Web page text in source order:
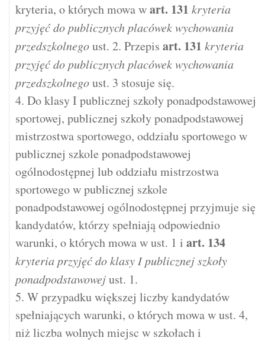
kryteria, o których mowa wart. 131 kryteria
przyjęć do publicznych placówek wychowania
przedszkolnegoust. 2. Przepis art. 131 kryteria
przyjęć do publicznych placówek wychowania
przedszkolnegoust. 3 stosuje się.
4. Do klasy I publicznej szkoły ponadpodstawowej
sportowej, publicznej szkoły ponadpodstawowej
mistrzostwa sportowego, oddziału sportowego w
publicznej szkole ponadpodstawowej
ogólnodostępnej lub oddziału mistrzostwa
sportowego w publicznej szkole
ponadpodstawowej ogólnodostępnej przyjmuje się
kandydatów, którzy spełniają odpowiednio
warunki, o których mowa w ust. 1 i art. 134
kryteria przyjęć do klasy I publicznej szkoły
ponadpodstawowejust. 1.
5. W przypadku większej liczby kandydatów
spełniających warunki, o których mowa w ust. 4,
niż liczba wolnych miejsc w szkołach i